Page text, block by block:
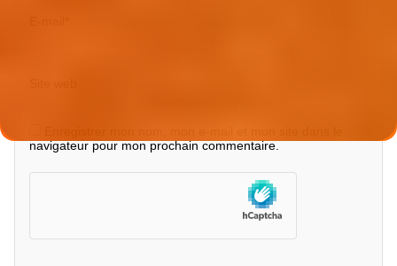
navigateur pour mon prochain commentaire.